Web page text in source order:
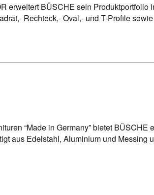
erweitert BÜSCHE sein
Rechteck,- Oval,- und T-Profile
“Made in Germany” bietet
aus Edelstahl, Aluminium und